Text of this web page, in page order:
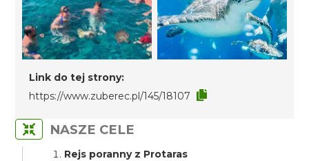
Link do tej strony:
https://www.zuberec.pl/145/18107
NASZE CELE
Rejs poranny z Protaras